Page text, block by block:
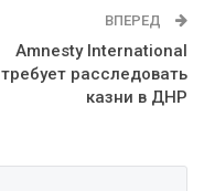
ВПЕРЕД
Amnesty International
требует расследовать
казни в ДНР